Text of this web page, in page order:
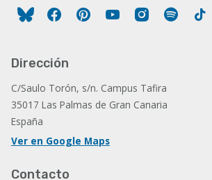
FacebookPinterestYouTubeInstagram
Spotify
Dirección
C/Saulo Torón, s/n. Campus Tafira
35017 Las Palmas de Gran Canaria
España
Ver en Google Maps
Contacto